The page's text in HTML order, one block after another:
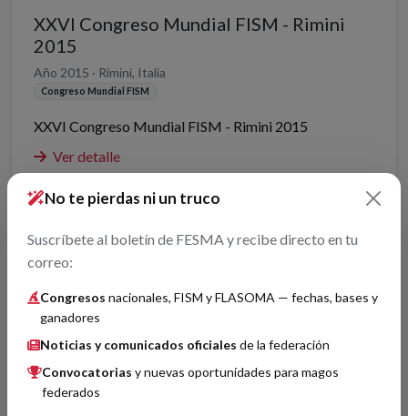
XXVI Congreso Mundial FISM - Rimini
2015
Año 2015 · Rimini, Italia
Congreso Mundial FISM
XXVI Congreso Mundial FISM - Rimini 2015
Ver detalle
XXXIII Congreso Mágico Nacional de
España - Cáceres 2014
Del 19/06/2014 al 22/06/2014 · Cáceres, España
Congreso Mágico Nacional de España
Unión de Magos de Extremadura
Celebrado en Cáceres del 19 al 22 de Junio de 2014.
Fue organizado por la Unión de Magos de
No te pierdas ni un truco
Suscríbete al boletín de FESMA y recibe directo en tu
correo:
Congresos nacionales, FISM y FLASOMA — fechas, bases y
ganadores
Noticias y comunicados oficiales de la federación
Convocatorias y nuevas oportunidades para magos
federados